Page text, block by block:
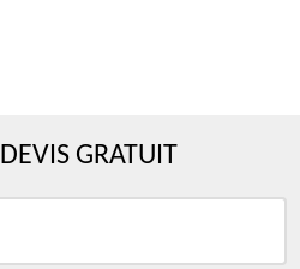
DEVIS GRATUIT